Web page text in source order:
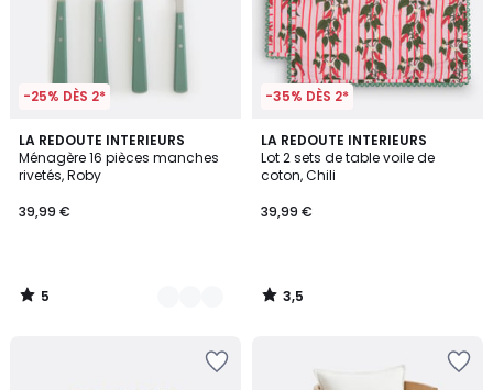
-25% DÈS 2*
LA REDOUTE INTERIEURS
Ménagère 16 pièces manches
rivetés, Roby
39,99 €
5
/
5
3
Couleurs
5
/
-35% DÈS 2*
LA REDOUTE INTERIEURS
Lot 2 sets de table voile de
coton, Chili
39,99 €
3,5
/ 5
3,5
/